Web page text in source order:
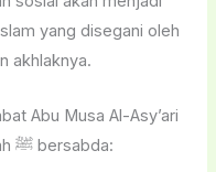
yang disegani oleh
akhlaknya.
Abu Musa Al-Asy’ari
رضي الله عنه, Rasulullah ﷺ bersabda: